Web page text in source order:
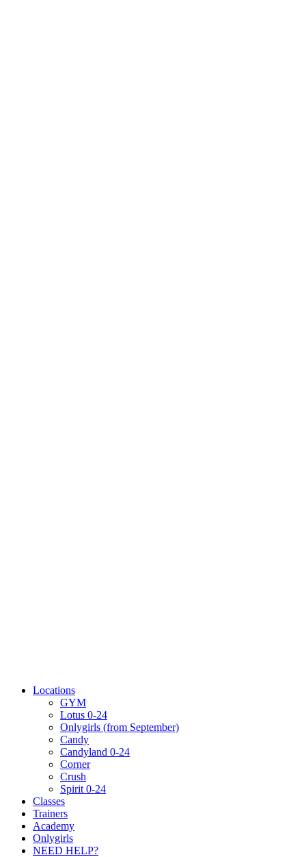
Locations
GYM
Lotus 0-24
Onlygirls (from September)
Candy
Candyland 0-24
Corner
Crush
Spirit 0-24
Classes
Trainers
Academy
Onlygirls
NEED HELP?